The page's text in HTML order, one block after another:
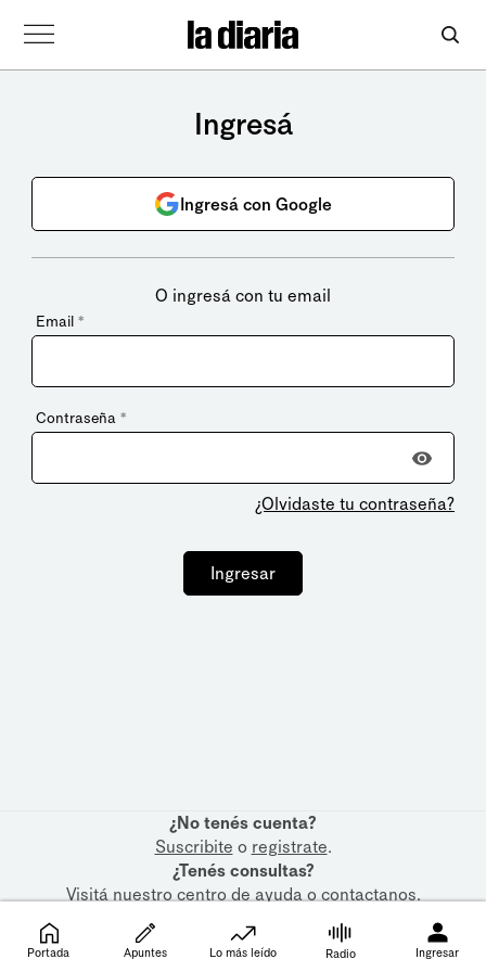
Ingresá
Ingresá con Google
O ingresá con tu email
Email *
Contraseña *
¿Olvidaste tu contraseña?
Ingresar
¿No tenés cuenta?
Suscribite o registrate.
¿Tenés consultas?
Visitá nuestrocentro de ayudaocontactanos.
Portada Apuntes Lo más leído Radio Ingresar